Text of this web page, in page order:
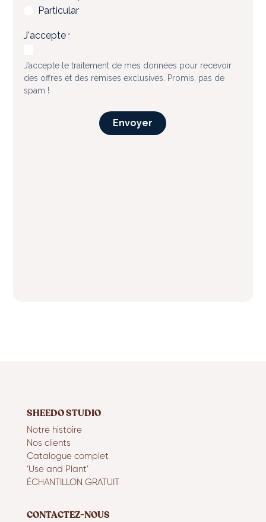
SHEEDO STUDIO
Notre histoire
Nos clients
Catalogue complet
‘Use and Plant’
ÉCHANTILLON GRATUIT
CONTACTEZ-NOUS